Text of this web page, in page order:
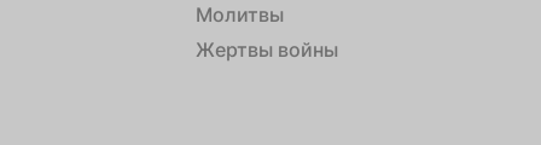
Молитвы
Жертвы войны